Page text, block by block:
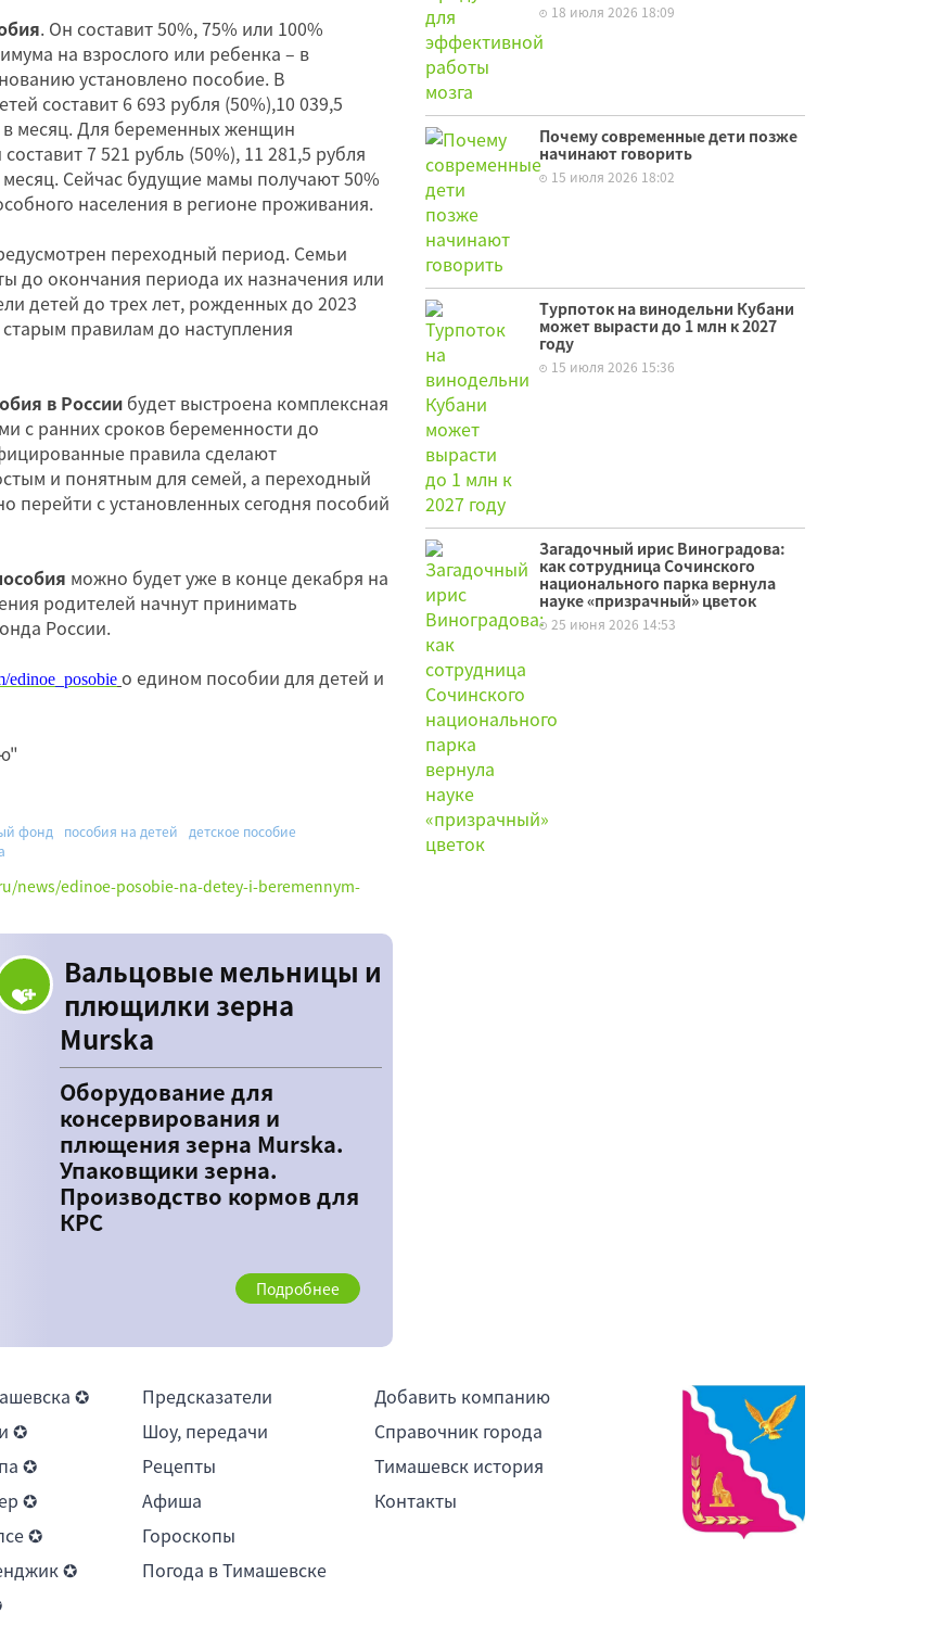
. Он составит 50%, 75% или 100%
на взрослого или ребенка – в
установлено пособие. В
составит 6 693 рубля (50%),10 039,5
в месяц. Для беременных женщин
7 521 рубль (50%), 11 281,5 рубля
Сейчас будущие мамы получают 50%
населения в регионе проживания.
переходный период. Семьи
до окончания периода их назначения или
детей до трех лет, рожденных до 2023
правилам до наступления
в России будет выстроена комплексная
с ранних сроков беременности до
правила сделают
и понятным для семей, а переходный
перейти с установленных сегодня пособий
можно будет уже в конце декабря на
родителей начнут принимать
России.
edinoe_posobie о едином пособии для детей и
фонд пособия на детей
детское пособие
news/edinoe-posobie-na-detey-i-beremennym-
Вальцовые мельницы и
плющилки зерна
Murska
Оборудование для
консервирования и
плющения зерна Murska.
Упаковщики зерна.
Производство кормов для
КРС
Подробнее
18 июля 2026 18:09
Почему современные дети позже
начинают говорить
15 июля 2026 18:02
Турпоток на винодельни Кубани
может вырасти до 1 млн к 2027
году
15 июля 2026 15:36
Загадочный ирис Виноградова:
как сотрудница Сочинского
национального парка вернула
науке «призрачный» цветок
25 июня 2026 14:53
✪
✪
✪
✪
✪
✪
Предсказатели
Шоу, передачи
Рецепты
Афиша
Гороскопы
Погода в Тимашевске
Добавить компанию
Справочник города
Тимашевск история
Контакты